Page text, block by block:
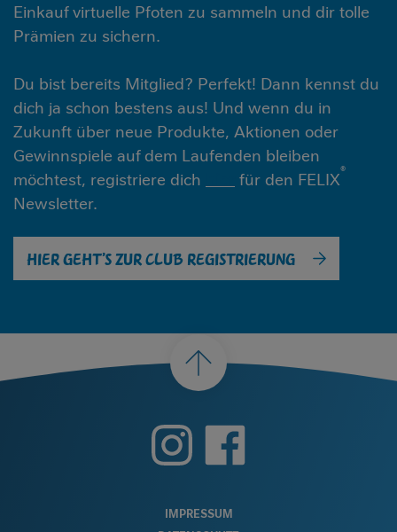
Einkauf virtuelle Pfoten zu sammeln und dir tolle
Prämien zu sichern.
Du bist bereits Mitglied? Perfekt! Dann kennst du
dich ja schon bestens aus! Und wenn du in
Zukunft über neue Produkte, Aktionen oder
Gewinnspiele auf dem Laufenden bleiben
möchtest, registriere dich
für den FELIX®
Newsletter.
HIER GEHT’S ZUR CLUB REGISTRIERUNG
nach
oben
IMPRESSUM